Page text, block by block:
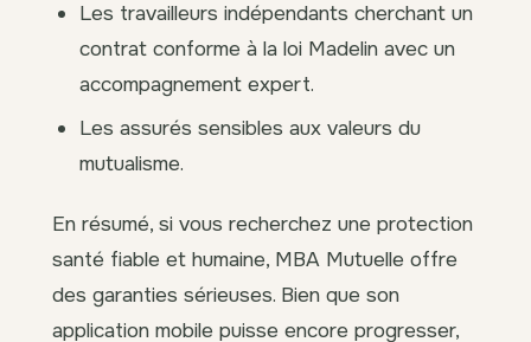
Les travailleurs indépendants cherchant un
contrat conforme à la loi Madelin avec un
accompagnement expert.
Les assurés sensibles aux valeurs du
mutualisme.
En résumé, si vous recherchez une protection
santé fiable et humaine, MBA Mutuelle offre
des garanties sérieuses. Bien que son
application mobile puisse encore progresser,